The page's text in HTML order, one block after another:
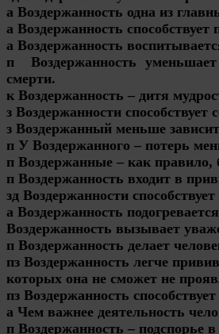
а Воздержанность одна из
а Воздержанность
а Воздержанность
п Воздержанность
смерти.
к Воздержанность – дитя
з Воздержанности способствует
з Воздержанный меньше
п У Воздержанного – потерь
п Воздержанные – как правило,
п Воздержанность входит в
зд Воздержанности
а Воздержанность
Воздержанность вызывает
п Воздержанность делает
пз Воздержанность легче
которых она не сможет не
пз Воздержанность
а Чем важнее деятельность
п Воздержанность – подспорье